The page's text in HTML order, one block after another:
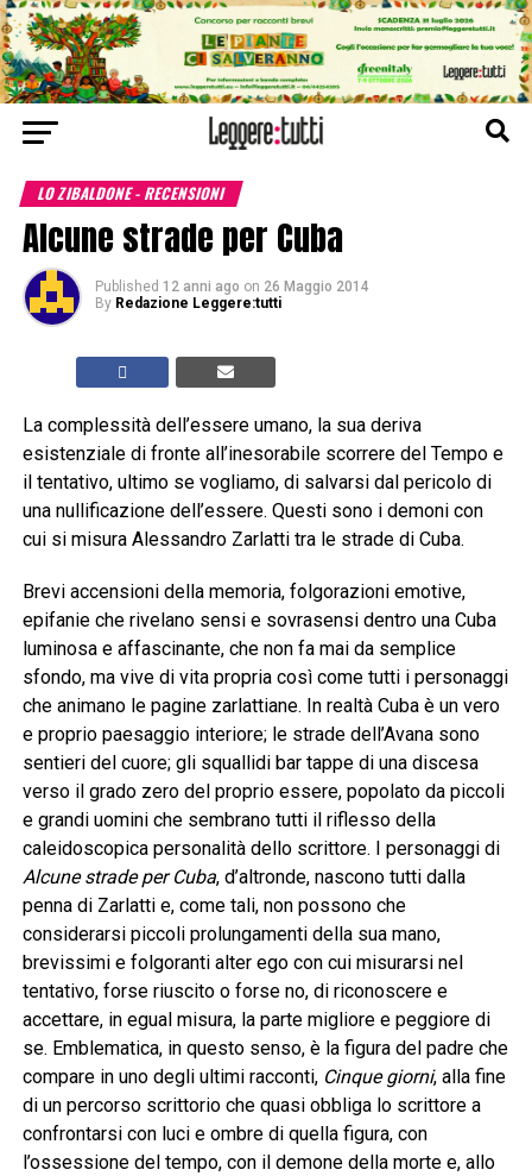
LO ZIBALDONE - RECENSIONI
Alcune strade per Cuba
Published 12 anni ago on 26 Maggio 2014
By Redazione Leggere:tutti
La complessità dell’essere umano, la sua deriva
esistenziale di fronte all’inesorabile scorrere del Tempo e
il tentativo, ultimo se vogliamo, di salvarsi dal pericolo di
una nullificazione dell’essere. Questi sono i demoni con
cui si misura Alessandro Zarlatti tra le strade di Cuba.
Brevi accensioni della memoria, folgorazioni emotive,
epifanie che rivelano sensi e sovrasensi dentro una Cuba
luminosa e affascinante, che non fa mai da semplice
sfondo, ma vive di vita propria così come tutti i personaggi
che animano le pagine zarlattiane. In realtà Cuba è un vero
e proprio paesaggio interiore; le strade dell’Avana sono
sentieri del cuore; gli squallidi bar tappe di una discesa
verso il grado zero del proprio essere, popolato da piccoli
e grandi uomini che sembrano tutti il riflesso della
caleidoscopica personalità dello scrittore. I personaggi di
Alcune strade per Cuba, d’altronde, nascono tutti dalla
penna di Zarlatti e, come tali, non possono che
considerarsi piccoli prolungamenti della sua mano,
brevissimi e folgoranti alter ego con cui misurarsi nel
tentativo, forse riuscito o forse no, di riconoscere e
accettare, in egual misura, la parte migliore e peggiore di
se. Emblematica, in questo senso, è la figura del padre che
compare in uno degli ultimi racconti, Cinque giorni, alla fine
di un percorso scrittorio che quasi obbliga lo scrittore a
confrontarsi con luci e ombre di quella figura, con
l’ossessione del tempo, con il demone della morte e, allo